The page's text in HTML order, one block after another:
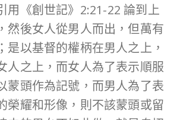
用《創世記》2:21-22 論到上
然後女人從男人而出，但萬有
是以基督的權柄在男人之上，
人之上，而女人為了表示順服
蒙頭作為記號，而男人為了表
榮耀和形像，則不該蒙頭或留